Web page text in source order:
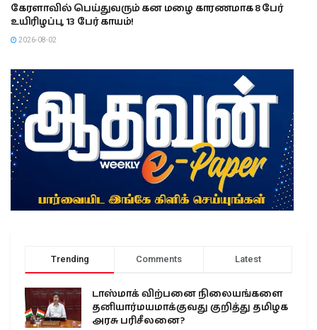
கேரளாவில் பெய்துவரும் கன மழை காரணமாக 8 பேர்
உயிரிழப்பு, 13 பேர் காயம்!
2026-08-02
Trending Comments Latest
டாஸ்மாக் விற்பனை நிலையங்களை
தனியார்மயமாக்குவது குறித்து தமிழக
அரசு பரிசீலனை?